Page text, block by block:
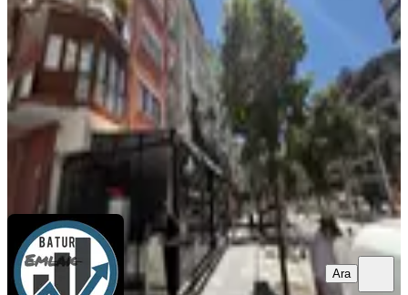
Battalgazi, Saray Mahallesi
2+1 · 100 m² 5. Kat 05.08.2026
1.790.000 ₺
BTR gayrimenkul CİHAT BATUR
Ara